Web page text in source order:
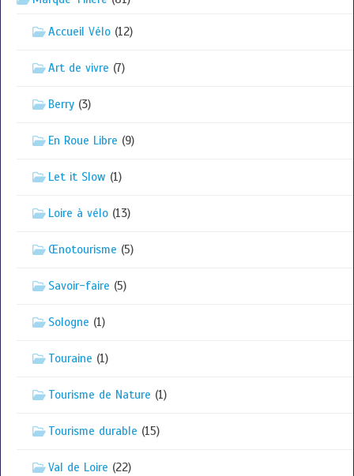
Accueil Vélo (12)
Art de vivre (7)
Berry (3)
En Roue Libre (9)
Let it Slow (1)
Loire à vélo (13)
Œnotourisme (5)
Savoir-faire (5)
Sologne (1)
Touraine (1)
Tourisme de Nature (1)
Tourisme durable (15)
Val de Loire (22)